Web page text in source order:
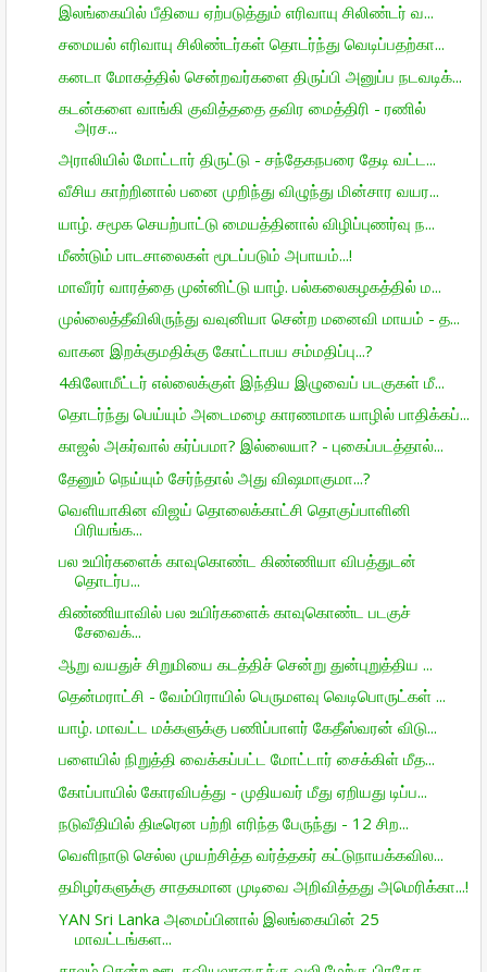
இலங்கையில் பீதியை ஏற்படுத்தும் எரிவாயு சிலிண்டர் வ...
சமையல் எரிவாயு சிலிண்டர்கள் தொடர்ந்து வெடிப்பதற்கா...
கனடா மோகத்தில் சென்றவர்களை திருப்பி அனுப்ப நடவடிக்...
கடன்களை வாங்கி குவித்ததை தவிர மைத்திரி - ரணில்
அரச...
அராலியில் மோட்டார் திருட்டு - சந்தேகநபரை தேடி வட்ட...
வீசிய காற்றினால் பனை முறிந்து விழுந்து மின்சார வயர...
யாழ். சமூக செயற்பாட்டு மையத்தினால் விழிப்புணர்வு ந...
மீண்டும் பாடசாலைகள் மூடப்படும் அபாயம்...!
மாவீரர் வாரத்தை முன்னிட்டு யாழ். பல்கலைகழகத்தில் ம...
முல்லைத்தீவிலிருந்து வவுனியா சென்ற மனைவி மாயம் - த...
வாகன இறக்குமதிக்கு கோட்டாபய சம்மதிப்பு...?
4கிலோமீட்டர் எல்லைக்குள் இந்திய இழுவைப் படகுகள் மீ...
தொடர்ந்து பெய்யும் அடைமழை காரணமாக யாழில் பாதிக்கப்...
காஜல் அகர்வால் கர்ப்பமா? இல்லையா? - புகைப்படத்தால்...
தேனும் நெய்யும் சேர்ந்தால் அது விஷமாகுமா...?
வெளியாகின விஜய் தொலைக்காட்சி தொகுப்பாளினி
பிரியங்க...
பல உயிர்களைக் காவுகொண்ட கிண்ணியா விபத்துடன்
தொடர்ப...
கிண்ணியாவில் பல உயிர்களைக் காவுகொண்ட படகுச்
சேவைக்...
ஆறு வயதுச் சிறுமியை கடத்திச் சென்று துன்புறுத்திய ...
தென்மராட்சி - வேம்பிராயில் பெருமளவு வெடிபொருட்கள் ...
யாழ். மாவட்ட மக்களுக்கு பணிப்பாளர் கேதீஸ்வரன் விடு...
பளையில் நிறுத்தி வைக்கப்பட்ட மோட்டார் சைக்கிள் மீத...
கோப்பாயில் கோரவிபத்து - முதியவர் மீது ஏறியது டிப்ப...
நடுவீதியில் திடீரென பற்றி எரிந்த பேருந்து - 12 சிற...
வெளிநாடு செல்ல முயற்சித்த வர்த்தகர் கட்டுநாயக்கவில...
தமிழர்களுக்கு சாதகமான முடிவை அறிவித்தது அமெரிக்கா...!
YAN Sri Lanka அமைப்பினால் இலங்கையின் 25
மாவட்டங்கள...